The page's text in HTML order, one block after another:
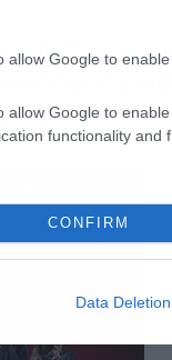
allow Google to
allow Google to
functionality and
CONFIRM
Data Deletion
”><img
2016/01/